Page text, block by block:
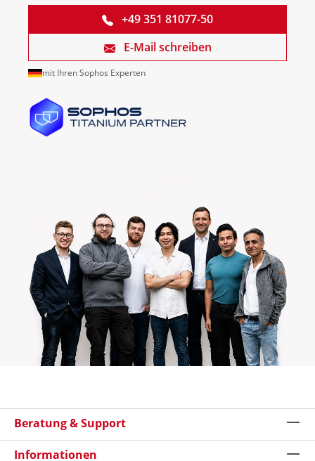
+49 351 81077-50
E-Mail schreiben
mit Ihren Sophos Experten
Beratung & Support
Informationen